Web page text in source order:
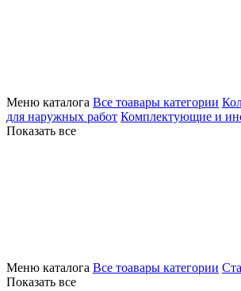
Меню каталога Все тоавары категории
для наружных работ Комплектующие и
Показать все
Меню каталога Все тоавары категории
Показать все